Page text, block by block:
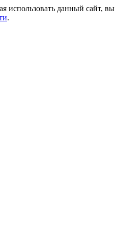
использовать данный сайт, вы
.